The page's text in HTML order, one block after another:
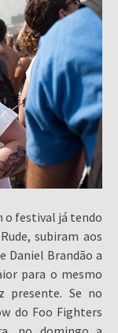
o festival já tendo
subiram aos
Daniel Brandão a
para o mesmo
presente. Se no
do Foo Fighters